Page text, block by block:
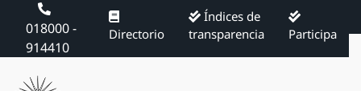
018000 -
914410
Directorio
Índices de
transparencia
Participa